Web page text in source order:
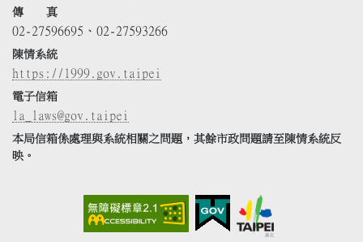
傳 真
02-27596695、02-27593266
陳情系統
https://1999.gov.taipei
電子信箱
la_laws@gov.taipei
本局信箱係處理與系統相關之問題，其餘市政問題請至陳情系統反
映。